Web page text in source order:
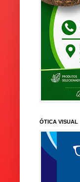
ÓTICA VISUAL